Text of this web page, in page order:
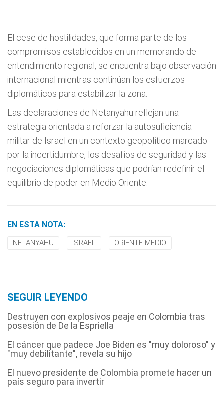
El cese de hostilidades, que forma parte de los
compromisos establecidos en un memorando de
entendimiento regional, se encuentra bajo observación
internacional mientras continúan los esfuerzos
diplomáticos para estabilizar la zona.
Las declaraciones de Netanyahu reflejan una
estrategia orientada a reforzar la autosuficiencia
militar de Israel en un contexto geopolítico marcado
por la incertidumbre, los desafíos de seguridad y las
negociaciones diplomáticas que podrían redefinir el
equilibrio de poder en Medio Oriente.
EN ESTA NOTA:
NETANYAHU ISRAEL ORIENTE MEDIO
SEGUIR LEYENDO
Destruyen con explosivos peaje en Colombia tras
posesión de De la Espriella
El cáncer que padece Joe Biden es "muy doloroso" y
"muy debilitante", revela su hijo
El nuevo presidente de Colombia promete hacer un
país seguro para invertir